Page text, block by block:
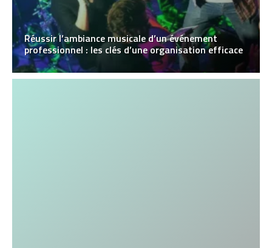
Réussir l’ambiance musicale d’un événement
professionnel : les clés d’une organisation efficace